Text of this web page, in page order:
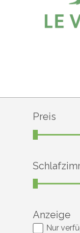
Preis
Anzeige
Nur